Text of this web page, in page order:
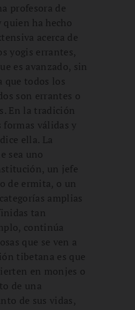
profesora de
ha hecho
acerca de
yogis errantes,
es avanzado, sin
que todos los
son errantes o
En la tradición
válidas y
ella. La
sea uno
un jefe
de ermita, o un
amplias
tan
continúa
que se ven a
tibetana es que
en monjes o
de una
de sus vidas,